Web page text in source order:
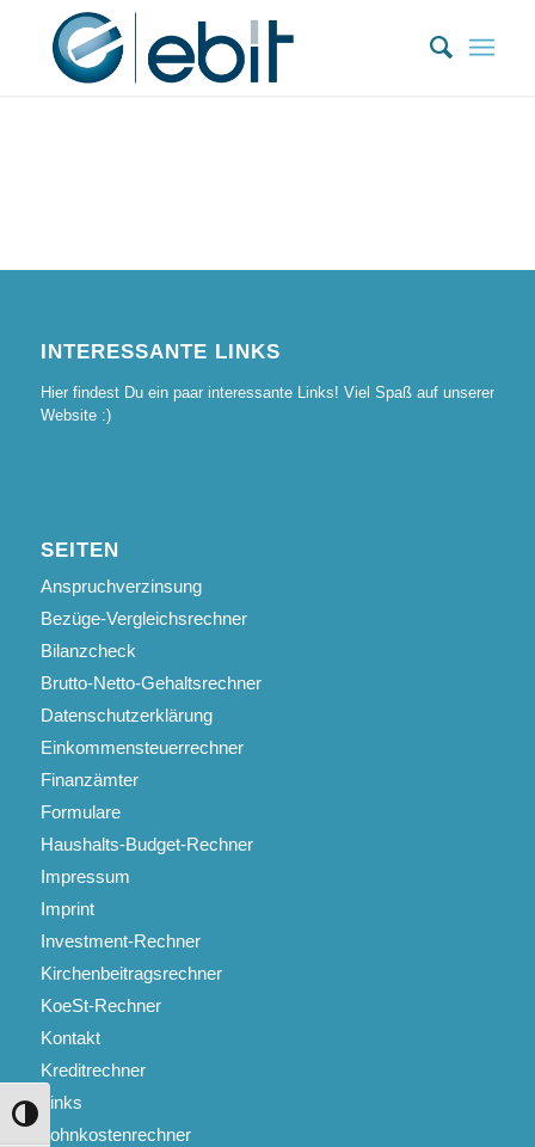
springen
Umschalten auf hohe Kontraste
INTERESSANTE LINKS
Hier findest Du ein paar interessante Links! Viel Spaß auf unserer
Website :)
SEITEN
Anspruchverzinsung
Bezüge-Vergleichsrechner
Bilanzcheck
Brutto-Netto-Gehaltsrechner
Datenschutzerklärung
Einkommensteuerrechner
Finanzämter
Formulare
Haushalts-Budget-Rechner
Impressum
Imprint
Investment-Rechner
Kirchenbeitragsrechner
KoeSt-Rechner
Kontakt
Kreditrechner
Links
Lohnkostenrechner